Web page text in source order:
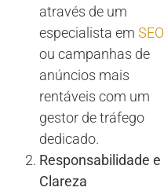
através de um
especialista em SEO
ou campanhas de
anúncios mais
rentáveis com um
gestor de tráfego
dedicado.
Responsabilidade e
Clareza